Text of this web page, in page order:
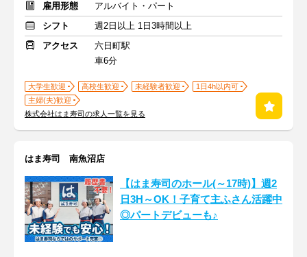
雇用形態
アルバイト・パート
シフト
週2日以上 1日3時間以上
アクセス
六日町駅
車6分
大学生歓迎 高校生歓迎 未経験者歓迎
1日4h以内可
主婦(夫)歓迎
株式会社はま寿司の求人一覧を見る
はま寿司 南魚沼店
【はま寿司のホール(～17時)】週2
日3H～OK！子育て主ふさん活躍中
◎パートデビューも♪